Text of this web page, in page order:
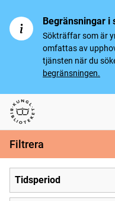
Begränsningar i
Sökträffar som är
omfattas av
tjänsten när du
begränsningen.
Svenska tidningar
Filtrera
Tidsperiod